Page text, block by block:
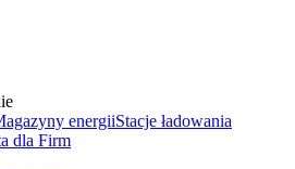
energiiStacje ładowania
dla Firm